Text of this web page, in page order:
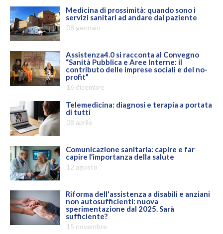
Medicina di prossimità: quando sono i
servizi sanitari ad andare dal paziente
08 gennaio
Assistenza4.0 si racconta al Convegno
“Sanità Pubblica e Aree Interne: il
contributo delle imprese sociali e del no-
profit”
16 dicembre
Telemedicina: diagnosi e terapia a portata
di tutti
08 aprile
Comunicazione sanitaria: capire e far
capire l’importanza della salute
12 agosto
Riforma dell'assistenza a disabili e anziani
non autosufficienti: nuova
sperimentazione dal 2025. Sarà
sufficiente?
15 novembre